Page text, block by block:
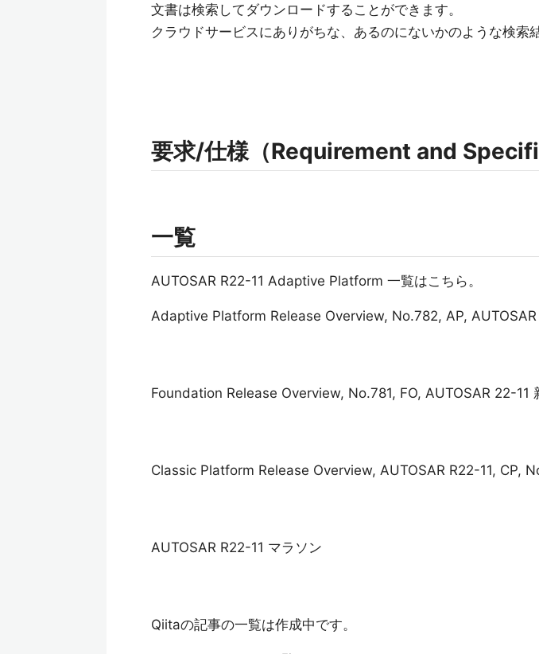
文書は検索してダウンロードすることができます。
クラウドサービスにありがちな、あるのにないかのような検索
要求/仕様（Requirement and
一覧
AUTOSAR R22-11 Adaptive Platform 一覧はこちら。
Adaptive Platform Release Overview, No.782, AP,
Foundation Release Overview, No.781, FO, AUTOSAR 22-11
Classic Platform Release Overview, AUTOSAR R22-11, CP,
AUTOSAR R22-11 マラソン
Qiitaの記事の一覧は作成中です。